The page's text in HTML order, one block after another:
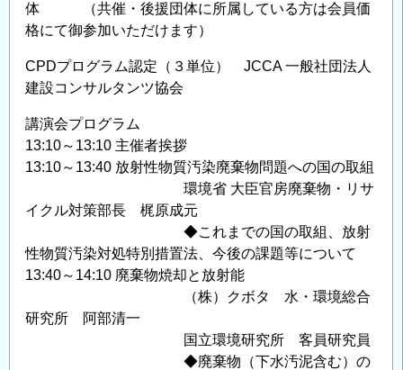
体 （共催・後援団体に所属している方は会員価
格にて御参加いただけます）
CPDプログラム認定（３単位） JCCA 一般社団法人
建設コンサルタンツ協会
講演会プログラム
13:10～13:10 主催者挨拶
13:10～13:40 放射性物質汚染廃棄物問題への国の取組
環境省 大臣官房廃棄物・リサ
イクル対策部長 梶原成元
◆これまでの国の取組、放射
性物質汚染対処特別措置法、今後の課題等について
13:40～14:10 廃棄物焼却と放射能
（株）クボタ 水・環境総合
研究所 阿部清一
国立環境研究所 客員研究員
◆廃棄物（下水汚泥含む）の